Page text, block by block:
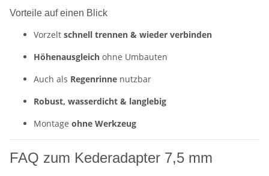
Vorteile auf einen Blick
Vorzelt schnell trennen & wieder verbinden
Höhenausgleich ohne Umbauten
Auch als Regenrinne nutzbar
Robust, wasserdicht & langlebig
Montage ohne Werkzeug
FAQ zum Kederadapter 7,5 mm